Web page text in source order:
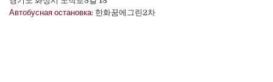
Автобусная остановка: 한화꿈에그린2차